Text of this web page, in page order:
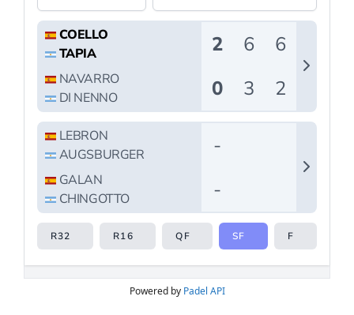
Powered by Padel API